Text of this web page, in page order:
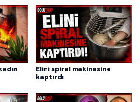
Elini spiral makinesine
kaptırdı